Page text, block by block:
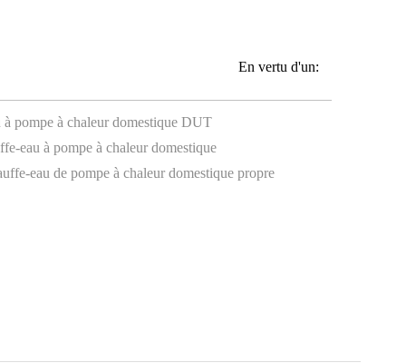
En vertu d'un:
à pompe à chaleur domestique DUT
eau à pompe à chaleur domestique
eau de pompe à chaleur domestique propre